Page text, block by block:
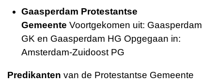
Gaasperdam Protestantse
Gemeente Voortgekomen uit: Gaasperdam
GK en Gaasperdam HG Opgegaan in:
Amsterdam-Zuidoost PG
Predikanten van de Protestantse Gemeente